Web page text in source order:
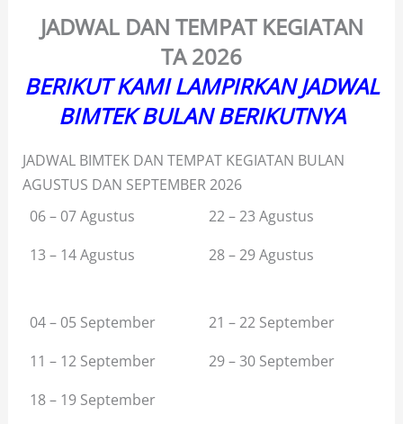
JADWAL DAN TEMPAT KEGIATAN
TA 2026
BERIKUT KAMI LAMPIRKAN JADWAL
BIMTEK BULAN BERIKUTNYA
JADWAL BIMTEK DAN TEMPAT KEGIATAN BULAN
AGUSTUS DAN SEPTEMBER 2026
06 – 07 Agustus
22 – 23 Agustus
13 – 14 Agustus
28 – 29 Agustus
04 – 05 September
21 – 22 September
11 – 12 September
29 – 30 September
18 – 19 September